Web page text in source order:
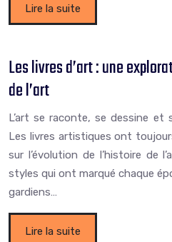
Lire la suite
Les livres d’art : une
de l’art
L’art se raconte, se dessine et
Les livres artistiques ont
sur l’évolution de l’histoire de
styles qui ont marqué chaque
gardiens…
Lire la suite